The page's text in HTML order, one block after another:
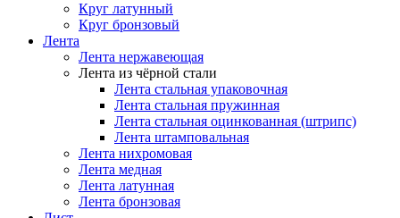
Круг латунный
Круг бронзовый
Лента
Лента нержавеющая
Лента из чёрной стали
Лента стальная упаковочная
Лента стальная пружинная
Лента стальная оцинкованная (штрипс)
Лента штамповальная
Лента нихромовая
Лента медная
Лента латунная
Лента бронзовая